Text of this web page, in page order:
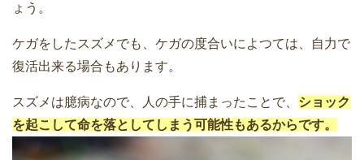
ょう。
ケガをしたスズメでも、ケガの度合いによつては、自力で
復活出来る場合もあります。
スズメは臆病なので、人の手に捕まったことで、 ショック
を起こして命を落としてしまう可能性もあるからです。